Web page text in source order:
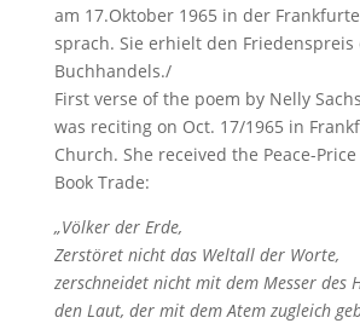
am 17.Oktober 1965 in der
sprach. Sie erhielt den Friedenspreis
Buchhandels./
First verse of the poem by Nelly
was reciting on Oct. 17/1965 in
Church. She received the Peace-
Book Trade:
„Völker der Erde,
Zerstöret nicht das Weltall der Worte,
zerschneidet nicht mit dem Messer des
den Laut, der mit dem Atem zugleich